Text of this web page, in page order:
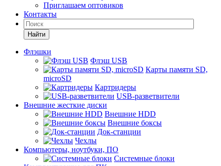
Приглашаем оптовиков
Контакты
Найти
Флэшки
Флэш USB
Карты памяти SD,
microSD
Картридеры
USB-разветвители
Внешние жесткие диски
Внешние HDD
Внешние боксы
Док-станции
Чехлы
Компьютеры, ноутбуки, ПО
Системные блоки